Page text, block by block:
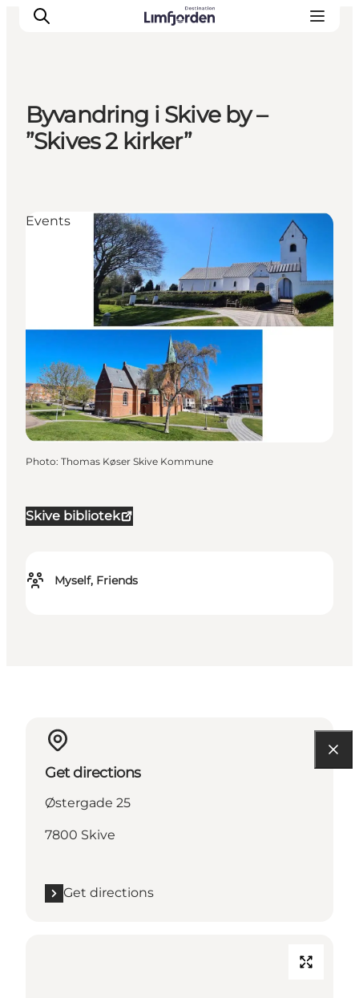
Byvandring i Skive by –
”Skives 2 kirker”
Skive bibliotek
Myself, Friends
Events
Photo: Thomas Køser Skive Kommune
Get directions
Østergade 25
7800 Skive
Get directions